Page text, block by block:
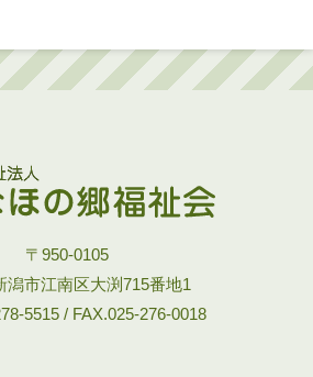
〒950-0105
潟市江南区大渕715番地1
5515 / FAX.025-276-0018